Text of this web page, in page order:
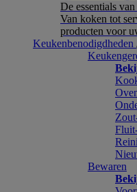
De essentials
Van koken tot
producten voor
Keukenbenodigdheden
Bewaren